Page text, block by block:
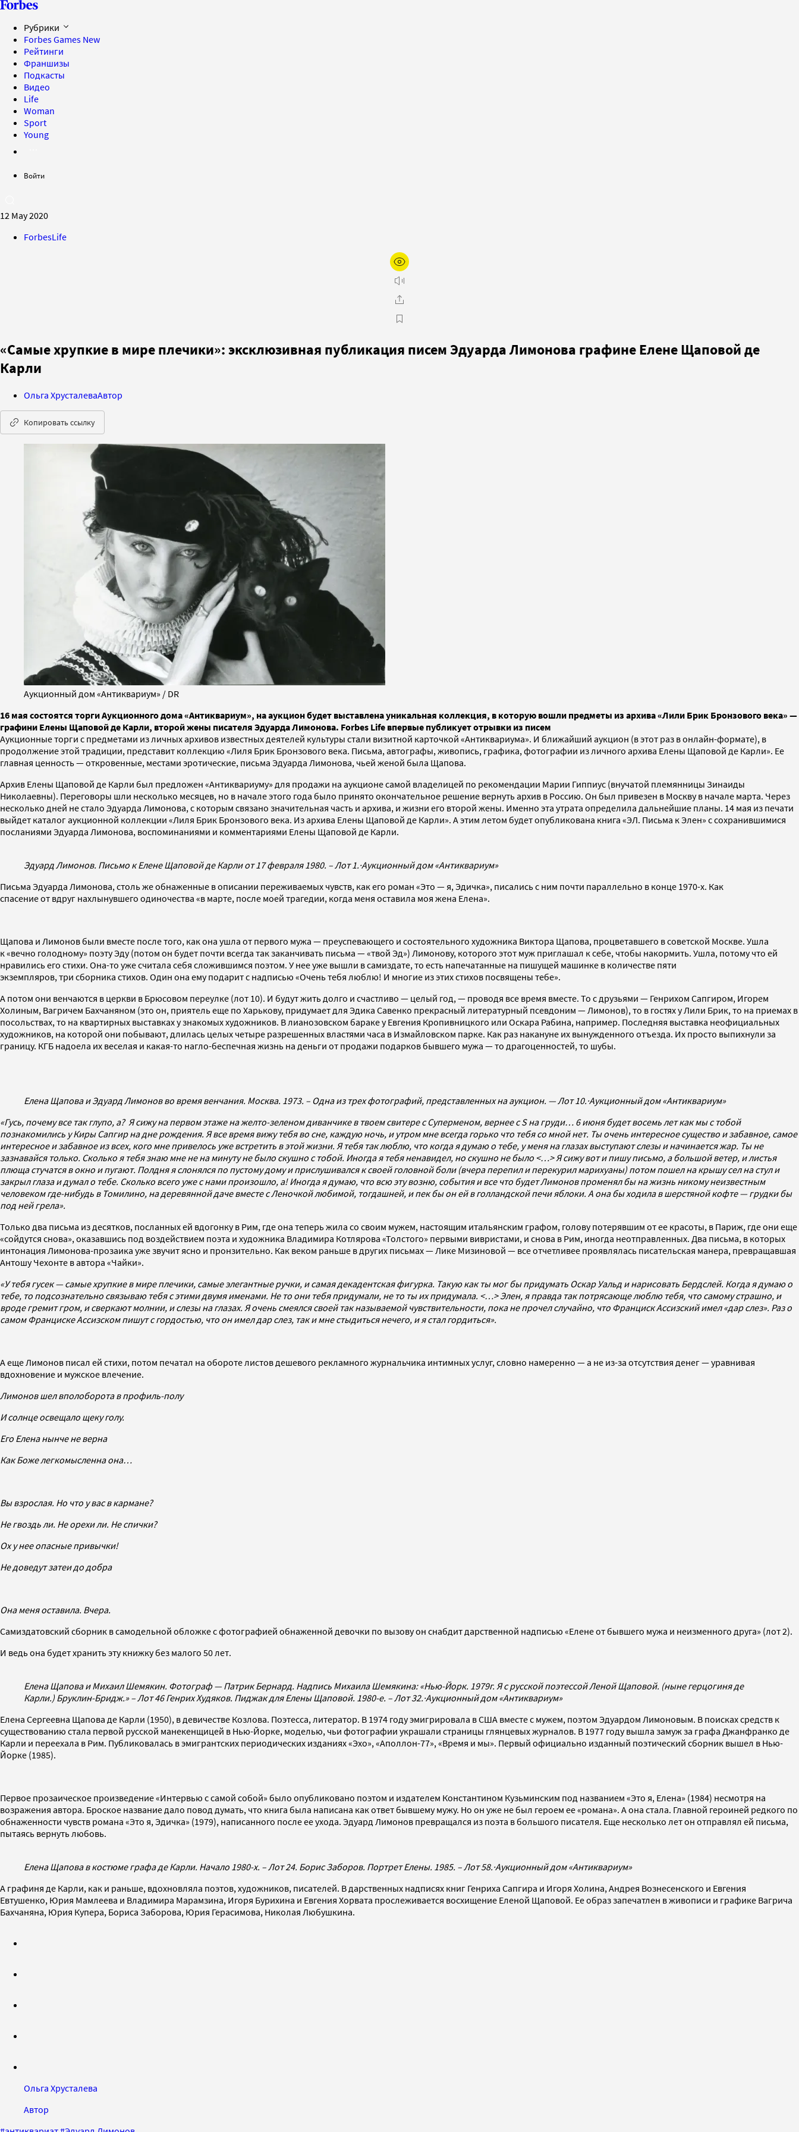
Рубрики
Forbes Games New
Рейтинги
Франшизы
Подкасты
Видео
Life
Woman
Sport
Young
Войти
12 May 2020
ForbesLife
«Самые хрупкие в мире плечики»: эксклюзивная публикация писем Эдуарда Лимонова графине Елене Щаповой де
Карли
Ольга ХрусталеваАвтор
Копировать ссылку
Аукционный дом «Антиквариум» / DR
16 мая состоятся торги Аукционного дома «Антиквариум», на аукцион будет выставлена уникальная коллекция, в которую вошли предметы из архива «Лили Брик Бронзового века» —
графини Елены Щаповой де Карли, второй жены писателя Эдуарда Лимонова. Forbes Lifе впервые публикует отрывки из писем
Аукционные торги с предметами из личных архивов известных деятелей культуры стали визитной карточкой «Антиквариума». И ближайший аукцион (в этот раз в онлайн-формате), в
продолжение этой традиции, представит коллекцию «Лиля Брик Бронзового века. Письма, автографы, живопись, графика, фотографии из личного архива Елены Щаповой де Карли». Ее
главная ценность — откровенные, местами эротические, письма Эдуарда Лимонова, чьей женой была Щапова.
Архив Елены Щаповой де Карли был предложен «Антиквариуму» для продажи на аукционе самой владелицей по рекомендации Марии Гиппиус (внучатой племянницы Зинаиды
Николаевны). Переговоры шли несколько месяцев, но в начале этого года было принято окончательное решение вернуть архив в Россию. Он был привезен в Москву в начале марта. Через
несколько дней не стало Эдуарда Лимонова, с которым связано значительная часть и архива, и жизни его второй жены. Именно эта утрата определила дальнейшие планы. 14 мая из печати
выйдет каталог аукционной коллекции «Лиля Брик Бронзового века. Из архива Елены Щаповой де Карли». А этим летом будет опубликована книга «ЭЛ. Письма к Элен» с сохранившимися
посланиями Эдуарда Лимонова, воспоминаниями и комментариями Елены Щаповой де Карли.
Эдуард Лимонов. Письмо к Елене Щаповой де Карли от 17 февраля 1980. – Лот 1.·Аукционный дом «Антиквариум»
Письма Эдуарда Лимонова, столь же обнаженные в описании переживаемых чувств, как его роман «Это — я, Эдичка», писались с ним почти параллельно в конце 1970-х. Как
спасение от вдруг нахлынувшего одиночества «в марте, после моей трагедии, когда меня оставила моя жена Елена».
Щапова и Лимонов были вместе после того, как она ушла от первого мужа — преуспевающего и состоятельного художника Виктора Щапова, процветавшего в советской Москве. Ушла
к «вечно голодному» поэту Эду (потом он будет почти всегда так заканчивать письма — «твой Эд») Лимонову, которого этот муж приглашал к себе, чтобы накормить. Ушла, потому что ей
нравились его стихи. Она-то уже считала себя сложившимся поэтом. У нее уже вышли в cамиздате, то есть напечатанные на пишущей машинке в количестве пяти
экземпляров, три сборника стихов. Один она ему подарит с надписью «Очень тебя люблю! И многие из этих стихов посвящены тебе».
А потом они венчаются в церкви в Брюсовом переулке (лот 10). И будут жить долго и счастливо — целый год, — проводя все время вместе. То с друзьями — Генрихом Сапгиром, Игорем
Холиным, Вагричем Бахчаняном (это он, приятель еще по Харькову, придумает для Эдика Савенко прекрасный литературный псевдоним — Лимонов), то в гостях у Лили Брик, то на приемах в
посольствах, то на квартирных выставках у знакомых художников. В лианозовском бараке у Евгения Кропивницкого или Оскара Рабина, например. Последняя выставка неофициальных
художников, на которой они побывают, длилась целых четыре разрешенных властями часа в Измайловском парке. Как раз накануне их вынужденного отъезда. Их просто выпихнули за
границу. КГБ надоела их веселая и какая-то нагло-беспечная жизнь на деньги от продажи подарков бывшего мужа — то драгоценностей, то шубы.
Елена Щапова и Эдуард Лимонов во время венчания. Москва. 1973. – Одна из трех фотографий, представленных на аукцион. — Лот 10.·Аукционный дом «Антиквариум»
«Гусь, почему все так глупо, а? Я сижу на первом этаже на желто-зеленом диванчике в твоем свитере с Суперменом, вернее с S на груди… 6 июня будет восемь лет как мы с тобой
познакомились у Киры Сапгир на дне рождения. Я все время вижу тебя во сне, каждую ночь, и утром мне всегда горько что тебя со мной нет. Ты очень интересное существо и забавное, самое
интересное и забавное из всех, кого мне привелось уже встретить в этой жизни. Я тебя так люблю, что когда я думаю о тебе, у меня на глазах выступают слезы и начинается жар. Ты не
зазнавайся только. Сколько я тебя знаю мне не на минуту не было скушно с тобой. Иногда я тебя ненавидел, но скушно не было <…> Я сижу вот и пишу письмо, а большой ветер, и листья
плюща стучатся в окно и пугают. Полдня я слонялся по пустому дому и прислушивался к своей головной боли (вчера перепил и перекурил марихуаны) потом пошел на крышу сел на стул и
закрыл глаза и думал о тебе. Сколько всего уже с нами произошло, а! Иногда я думаю, что всю эту возню, события и все что будет Лимонов променял бы на жизнь никому неизвестным
человеком где-нибудь в Томилино, на деревянной даче вместе с Леночкой любимой, тогдашней, и пек бы он ей в голландской печи яблоки. А она бы ходила в шерстяной кофте — грудки бы
под ней грела».
Только два письма из десятков, посланных ей вдогонку в Рим, где она теперь жила со своим мужем, настоящим итальянским графом, голову потерявшим от ее красоты, в Париж, где они еще
«сойдутся снова», оказавшись под воздействием поэта и художника Владимира Котлярова «Толстого» первыми вивристами, и снова в Рим, иногда неотправленных. Два письма, в которых
интонация Лимонова-прозаика уже звучит ясно и пронзительно. Как веком раньше в других письмах — Лике Мизиновой — все отчетливее проявлялась писательская манера, превращавшая
Антошу Чехонте в автора «Чайки».
«У тебя гусек — самые хрупкие в мире плечики, самые элегантные ручки, и самая декадентская фигурка. Такую как ты мог бы придумать Оскар Уальд и нарисовать Бердслей. Когда я думаю о
тебе, то подсознательно связываю тебя с этими двумя именами. Не то они тебя придумали, не то ты их придумала. <…> Элен, я правда так потрясающе люблю тебя, что самому страшно, и
вроде гремит гром, и сверкают молнии, и слезы на глазах. Я очень смеялся своей так называемой чувствительности, пока не прочел случайно, что Франциск Ассизский имел «дар слез». Раз о
самом Франциске Ассизском пишут с гордостью, что он имел дар слез, так и мне стыдиться нечего, и я стал гордиться».
А еще Лимонов писал ей стихи, потом печатал на обороте листов дешевого рекламного журнальчика интимных услуг, словно намеренно — а не из-за отсутствия денег — уравнивая
вдохновение и мужское влечение.
Лимонов шел вполоборота в профиль-полу
И солнце освещало щеку голу.
Его Елена нынче не верна
Как Боже легкомысленна она…
Вы взрослая. Но что у вас в кармане?
Не гвоздь ли. Не орехи ли. Не спички?
Ох у нее опасные привычки!
Не доведут затеи до добра
Она меня оставила. Вчера.
Самиздатовский сборник в самодельной обложке с фотографией обнаженной девочки по вызову он снабдит дарственной надписью «Елене от бывшего мужа и неизменного друга» (лот 2).
И ведь она будет хранить эту книжку без малого 50 лет.
Елена Щапова и Михаил Шемякин. Фотограф — Патрик Бернард. Надпись Михаила Шемякина: «Нью-Йорк. 1979г. Я с русской поэтессой Леной Щаповой. (ныне герцогиня де
Карли.) Бруклин-Бридж.» – Лот 46 Генрих Худяков. Пиджак для Елены Щаповой. 1980-е. – Лот 32.·Аукционный дом «Антиквариум»
Елена Сергеевна Щапова де Карли (1950), в девичестве Козлова. Поэтесса, литератор. В 1974 году эмигрировала в США вместе с мужем, поэтом Эдуардом Лимоновым. В поисках средств к
существованию стала первой русской манекенщицей в Нью-Йорке, моделью, чьи фотографии украшали страницы глянцевых журналов. В 1977 году вышла замуж за графа Джанфранко де
Карли и переехала в Рим. Публиковалась в эмигрантских периодических изданиях «Эхо», «Аполлон-77», «Время и мы». Первый официально изданный поэтический сборник вышел в Нью-
Йорке (1985).
Первое прозаическое произведение «Интервью с самой собой» было опубликовано поэтом и издателем Константином Кузьминским под названием «Это я, Елена» (1984) несмотря на
возражения автора. Броское название дало повод думать, что книга была написана как ответ бывшему мужу. Но он уже не был героем ее «романа». А она стала. Главной героиней редкого по
обнаженности чувств романа «Это я, Эдичка» (1979), написанного после ее ухода. Эдуард Лимонов превращался из поэта в большого писателя. Еще несколько лет он отправлял ей письма,
пытаясь вернуть любовь.
Елена Щапова в костюме графа де Карли. Начало 1980-х. – Лот 24. Борис Заборов. Портрет Елены. 1985. – Лот 58.·Аукционный дом «Антиквариум»
А графиня де Карли, как и раньше, вдохновляла поэтов, художников, писателей. В дарственных надписях книг Генриха Сапгира и Игоря Холина, Андрея Вознесенского и Евгения
Евтушенко, Юрия Мамлеева и Владимира Марамзина, Игоря Бурихина и Евгения Хорвата прослеживается восхищение Еленой Щаповой. Ее образ запечатлен в живописи и графике Вагрича
Бахчаняна, Юрия Купера, Бориса Заборова, Юрия Герасимова, Николая Любушкина.
Ольга Хрусталева
Автор